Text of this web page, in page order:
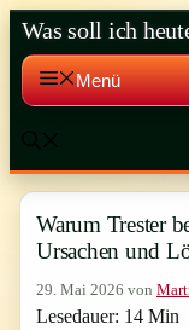
Zum
Inhalt
springen
Was soll ich
Menü
Warum Trester
Ursachen und
29. Mai 2026 von
Lesedauer: 14 Min